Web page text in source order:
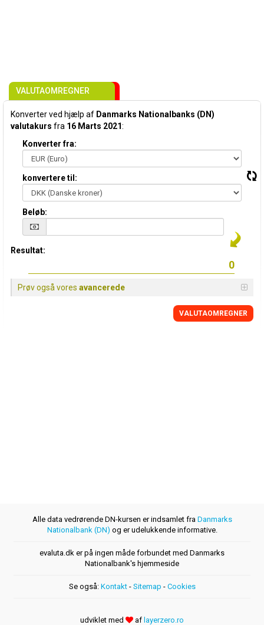
VALUTAOMREGNER
Konverter ved hjælp af Danmarks Nationalbanks (DN)
valutakurs fra 16 Marts 2021:
Konverter fra:
konvertere til:
Beløb:
Resultat:
Prøv også vores avancerede
VALUTAOMREGNER
Alle data vedrørende DN-kursen er indsamlet fra Danmarks
Nationalbank (DN) og er udelukkende informative.
evaluta.dk er på ingen måde forbundet med Danmarks
Nationalbank's hjemmeside
Se også: Kontakt- Sitemap - Cookies
udviklet med af layerzero.ro